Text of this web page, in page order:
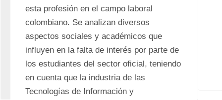
esta profesión en el campo laboral
colombiano. Se analizan diversos
aspectos sociales y académicos que
influyen en la falta de interés por parte de
los estudiantes del sector oficial, teniendo
en cuenta que la industria de las
Tecnologías de Información y